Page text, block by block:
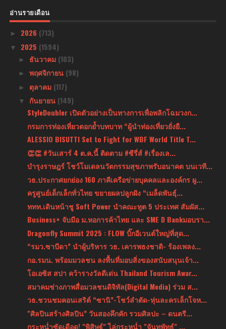
อ่านรายเดือน
► 2026 (713)
▼ 2025 (1594)
► ธันวาคม (103)
► พฤศจิกายน (98)
► ตุลาคม (117)
▼ กันยายน (149)
StyleDoubler เปิดตัวอย่างเป็นทางการเพื่อพลิกโฉมวงก...
กรมการท่องเที่ยวตอกย้ำบทบาท “ผู้นำท่องเที่ยวยั่งยื...
ALESSIO BISUTTI Set to Fight for WBF World Title T...
👏👏 #วันเสาร์ 4 ต.ค.นี้ ติดตาม #ซีรี่ส์ #เรื่องเล...
บำรุงราษฎร์ โชว์โมเดลนวัตกรรมสุขภาพรับอนาคต บนเวที...
วธ.ประกาศยกย่อง 160 ภาคีเครือข่ายบุคคลและองค์กร ผู...
ครูศูนย์เด็กเล็กทั่วไทย ขยายผลปลูกฝัง “เมล็ดพันธุ์...
ททท.เดินหน้าชู Soft Power นำคณะทูต 5 ประเทศ สัมผัส...
Business+ จับมือ ม.หอการค้าไทย และ SME D Bankมอบรา...
Dragonfly Summit 2025 : FLOW บิ๊กอีเวนต์ใหญ่ที่สุด...
“รมว.ซาบีดา” นำผู้บริหาร วธ. เคารพธงชาติ- ร้องเพลง...
กอ.รมน. พร้อมมวลชน ลงพื้นที่มอบสิ่งของสนับสนุนเจ้า...
โอเอซิส สปา คว้ารางวัลดีเด่น Thailand Tourism Awar...
สมาคมช่างภาพสื่อมวลชนดิจิทัล(Digital Media) ร่วม ส...
วธ.ชวนชมคอนเสริต์ “ซานิ”-โชว์ลำตัด-หุ่นละครเล็กโจห...
"ศิลปินสร้างศิลปิน” วันสองคึกคัก รวมศิลปะ – ดนตรี...
กระหน่ำซัดเดือด! "พิสิษฐ์" ไล่กระหน่ำ "จันทพัทธ์" ...